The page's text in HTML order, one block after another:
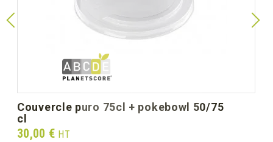
couvercle puro 75cl + pokebowl 50/75
cl
Prix
30,00 € HT